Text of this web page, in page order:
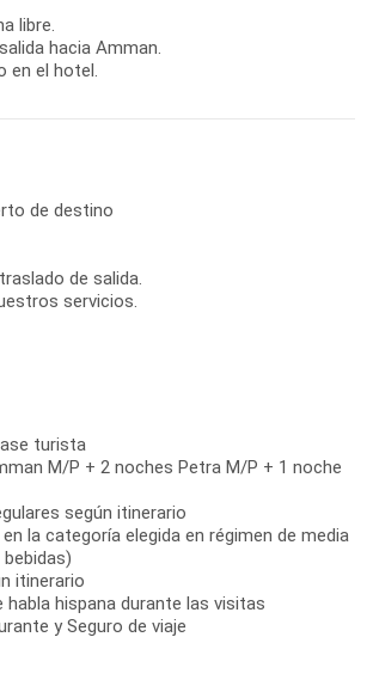
libre.
hacia Amman.
en el hotel.
de destino
de salida.
servicios.
turista
M/P + 2 noches Petra M/P + 1 noche
según itinerario
la categoría elegida en régimen de media
itinerario
habla hispana durante las visitas
y Seguro de viaje